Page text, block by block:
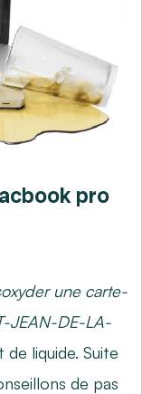
pro
une carte-
JEAN-DE-LA-
liquide. Suite
de pas